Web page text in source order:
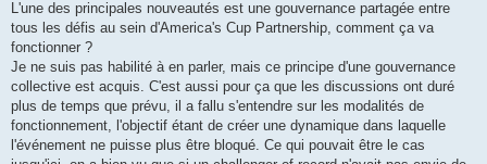
L'une des principales nouveautés est une gouvernance partagée entre
tous les défis au sein d'America's Cup Partnership, comment ça va
fonctionner ?
Je ne suis pas habilité à en parler, mais ce principe d'une gouvernance
collective est acquis. C'est aussi pour ça que les discussions ont duré
plus de temps que prévu, il a fallu s'entendre sur les modalités de
fonctionnement, l'objectif étant de créer une dynamique dans laquelle
l'événement ne puisse plus être bloqué. Ce qui pouvait être le cas